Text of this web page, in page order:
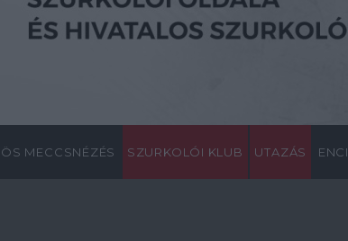
MECCSNÉZÉS SZURKOLÓI KLUB UTAZÁS